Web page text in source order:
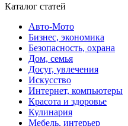
Каталог статей
Авто-Мото
Бизнес, экономика
Безопасность, охрана
Дом, семья
Досуг, увлечения
Искусство
Интернет, компьютеры
Красота и здоровье
Кулинария
Мебель, интерьер